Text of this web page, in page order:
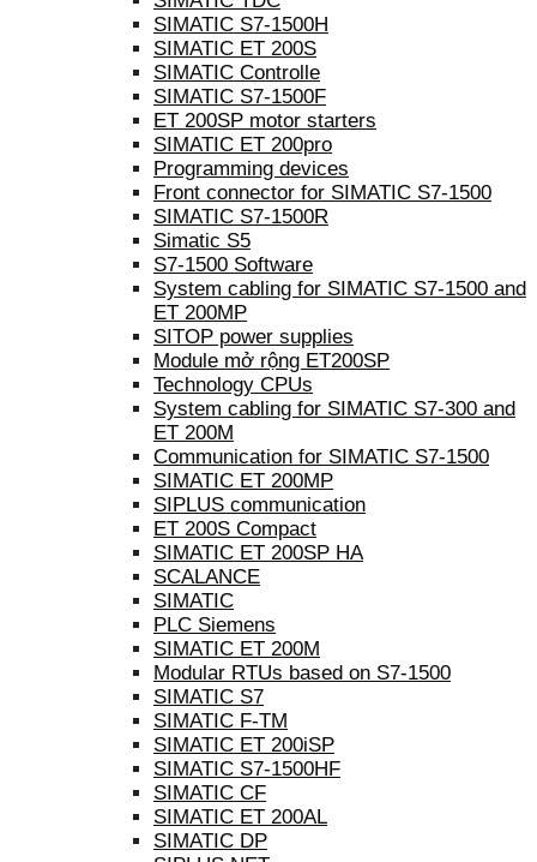
SIMATIC S7-1500H
SIMATIC ET 200S
SIMATIC Controlle
SIMATIC S7-1500F
ET 200SP motor starters
SIMATIC ET 200pro
Programming devices
Front connector for SIMATIC S7-1500
SIMATIC S7-1500R
Simatic S5
S7-1500 Software
System cabling for SIMATIC S7-1500 and
ET 200MP
SITOP power supplies
Module mở rộng ET200SP
Technology CPUs
System cabling for SIMATIC S7-300 and
ET 200M
Communication for SIMATIC S7-1500
SIMATIC ET 200MP
SIPLUS communication
ET 200S Compact
SIMATIC ET 200SP HA
SCALANCE
SIMATIC
PLC Siemens
SIMATIC ET 200M
Modular RTUs based on S7-1500
SIMATIC S7
SIMATIC F-TM
SIMATIC ET 200iSP
SIMATIC S7-1500HF
SIMATIC CF
SIMATIC ET 200AL
SIMATIC DP